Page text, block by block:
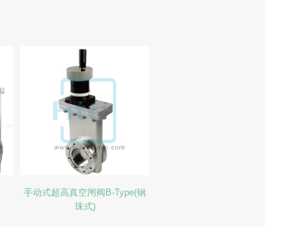
手动式超高真空闸阀B-Type(钢
珠式)